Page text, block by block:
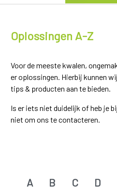
Oplossingen A-Z
Voor de meeste kwalen,
er oplossingen. Hierbij kunnen
tips & producten aan te bieden.
Is er iets niet duidelijk of heb je
niet om ons te contacteren.
A B C D